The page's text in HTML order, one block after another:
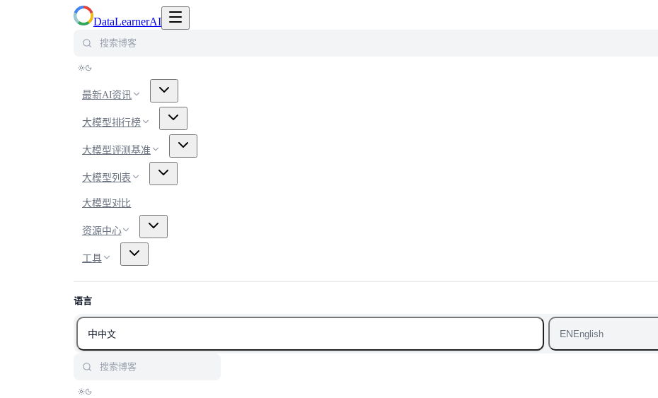
DataLearnerAI
最新AI资讯
大模型排行榜
大模型评测基准
大模型列表
大模型对比
资源中心
工具
语言
中中文 ENEnglish